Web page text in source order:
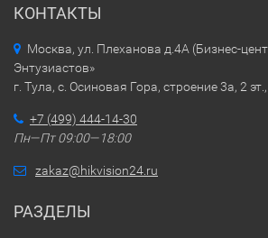
КОНТАКТЫ
Москва, ул. Плеханова д.4А (Бизнес-
Энтузиастов»
г. Тула, с. Осиновая Гора, строение 3а, 2
+7 (499) 444-14-30
Пн—Пт 09:00—18:00
zakaz@hikvision24.ru
РАЗДЕЛЫ